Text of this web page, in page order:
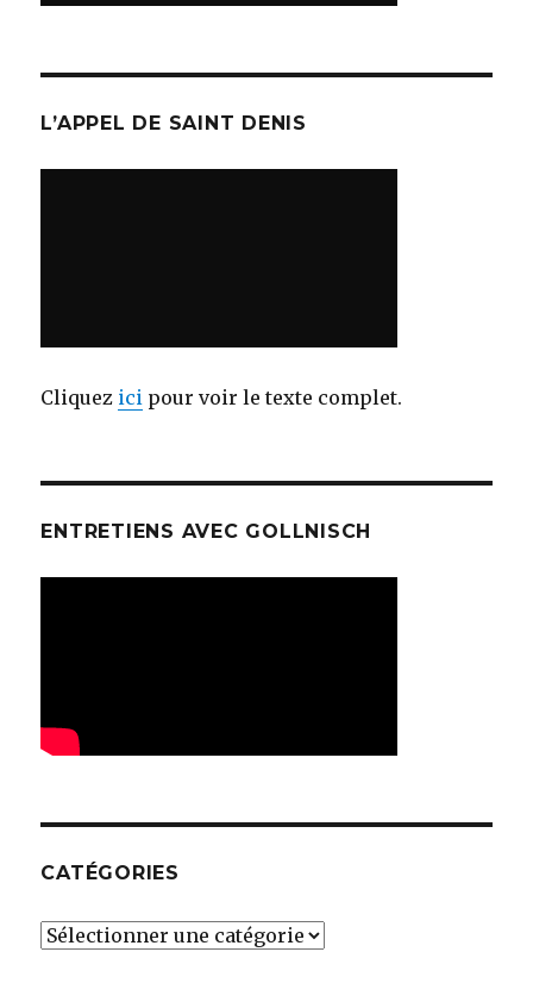
L’APPEL DE SAINT DENIS
Cliquez ici pour voir le texte complet.
ENTRETIENS AVEC GOLLNISCH
CATÉGORIES
Catégories